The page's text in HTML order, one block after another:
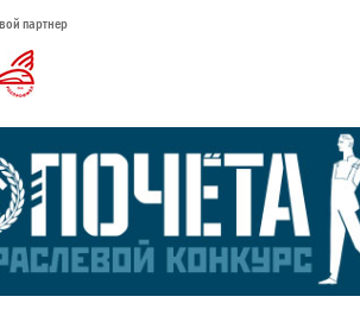
партнер